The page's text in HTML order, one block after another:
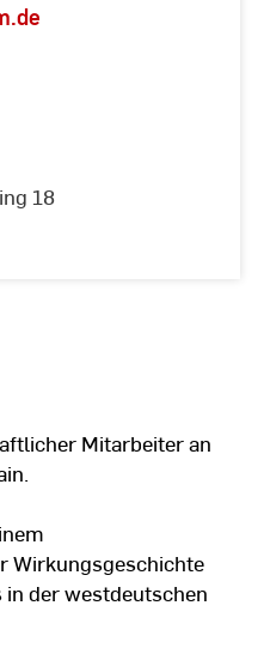
18
Mitarbeiter an
Wirkungsgeschichte
der westdeutschen